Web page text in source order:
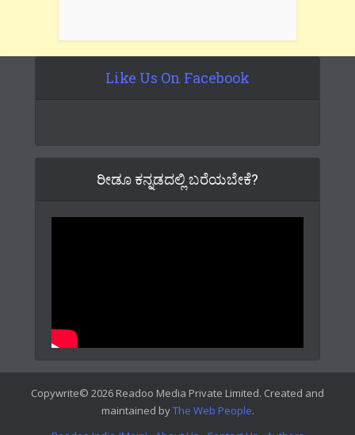
Like Us On Facebook
ರೀಡೂ ಕನ್ನಡದಲ್ಲಿ ಬರೆಯಬೇಕೆ?
Copywrite© 2026 Readoo Media Private Limited. Created and
maintained byThe Web People.